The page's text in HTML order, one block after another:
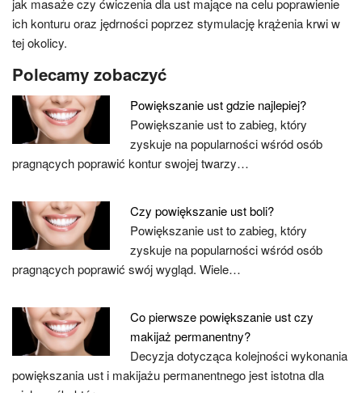
ich konturu oraz jędrności poprzez stymulację krążenia krwi w
tej okolicy.
Polecamy zobaczyć
Powiększanie ust gdzie najlepiej?
Powiększanie ust to zabieg, który
zyskuje na popularności wśród osób
pragnących poprawić kontur swojej twarzy…
Czy powiększanie ust boli?
Powiększanie ust to zabieg, który
zyskuje na popularności wśród osób
pragnących poprawić swój wygląd. Wiele…
Co pierwsze powiększanie ust czy
makijaż permanentny?
Decyzja dotycząca kolejności wykonania
powiększania ust i makijażu permanentnego jest istotna dla